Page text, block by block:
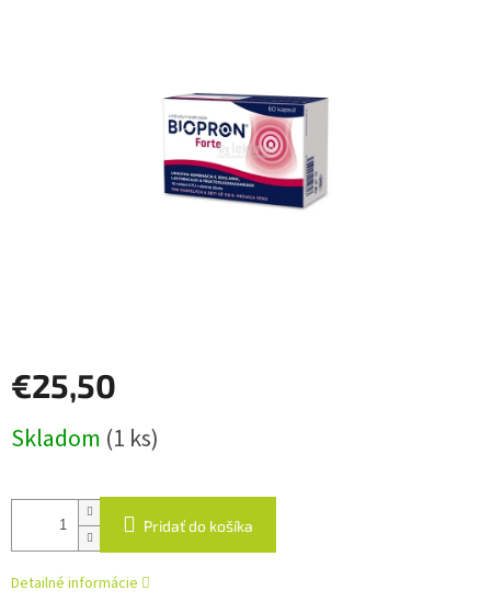
€25,50
cena:
Skladom (1 ks)
Pridať do košíka
Detailné informácie